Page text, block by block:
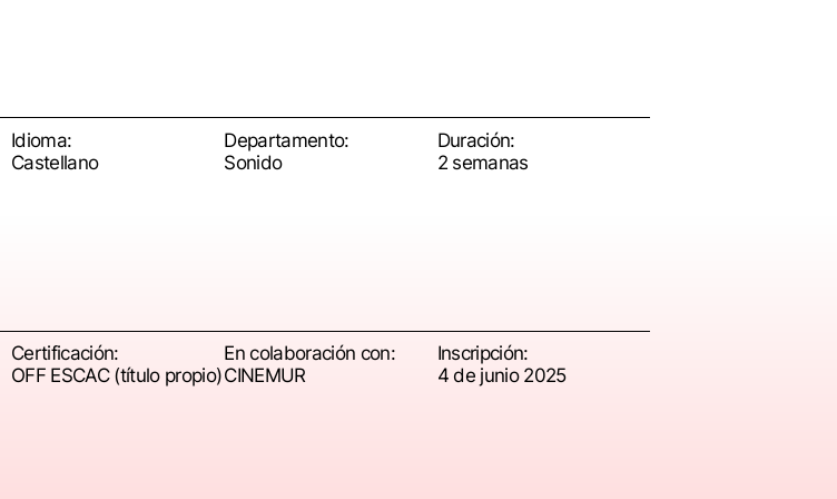
Idioma:
Castellano
Departamento:
Sonido
Duración:
2 semanas
Certificación:
OFF ESCAC (título propio)
En colaboración con:
CINEMUR
Inscripción:
4 de junio 2025